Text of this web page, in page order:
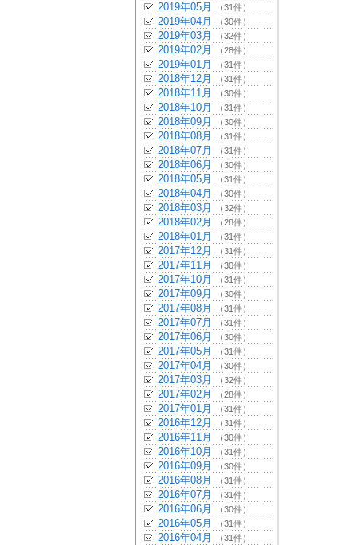
2019年05月 （31件）
2019年04月 （30件）
2019年03月 （32件）
2019年02月 （28件）
2019年01月 （31件）
2018年12月 （31件）
2018年11月 （30件）
2018年10月 （31件）
2018年09月 （30件）
2018年08月 （31件）
2018年07月 （31件）
2018年06月 （30件）
2018年05月 （31件）
2018年04月 （30件）
2018年03月 （32件）
2018年02月 （28件）
2018年01月 （31件）
2017年12月 （31件）
2017年11月 （30件）
2017年10月 （31件）
2017年09月 （30件）
2017年08月 （31件）
2017年07月 （31件）
2017年06月 （30件）
2017年05月 （31件）
2017年04月 （30件）
2017年03月 （32件）
2017年02月 （28件）
2017年01月 （31件）
2016年12月 （31件）
2016年11月 （30件）
2016年10月 （31件）
2016年09月 （30件）
2016年08月 （31件）
2016年07月 （31件）
2016年06月 （30件）
2016年05月 （31件）
2016年04月 （31件）